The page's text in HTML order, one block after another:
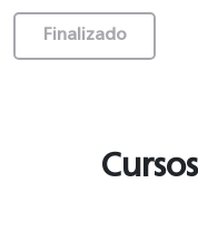
Finalizado
Cursos